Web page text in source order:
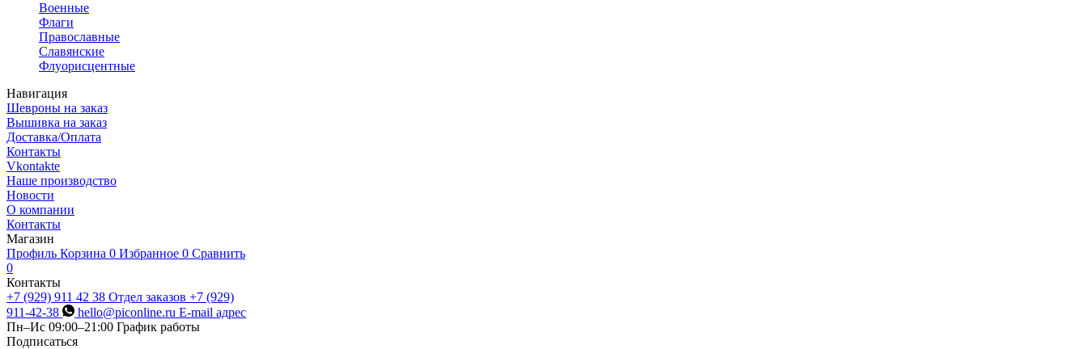
Военные
Флаги
Православные
Славянские
Флуорисцентные
Навигация
Шевроны на заказ
Вышивка на заказ
Доставка/Оплата
Контакты
Vkontakte
Наше производство
Новости
О компании
Контакты
Магазин
Профиль Корзина 0 Избранное 0 Сравнить
0
Контакты
+7 (929) 911 42 38 Отдел заказов +7 (929)
911-42-38
hello@piconline.ru E-mail адрес
Пн–Ис 09:00–21:00 График работы
Подписаться